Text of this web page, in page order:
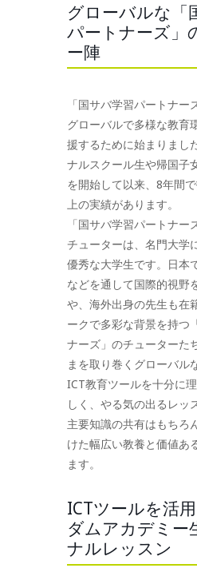
グローバルな「
パートナーズ」
ー陣
「国サバ学習パートナー
グローバルで多様な教育
援するために始まりまし
ナルスクール生や帰国子
を開始して以来、8年間
上の実績があります。
「国サバ学習パートナー
チューターは、名門大学
優秀な大学生です。日本
などを通して国際的視野
や、海外出身の先生も在
ークで多彩な背景を持つ
ナーズ」のチューターた
まを取り巻くグローバル
ICT教育ツールを十分に
しく、やる気の出るレッ
主要知識の共有はもちろ
けた幅広い教養と価値あ
ます。
ICTツールを活
ダムアカデミー
ナルレッスン